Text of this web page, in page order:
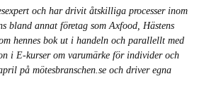
och har drivit åtskilliga processer inom
bland annat företag som Axfood, Hästens
hennes bok ut i handeln och parallellt med
i E-kurser om varumärke för individer och
på mötesbranschen.se och driver egna